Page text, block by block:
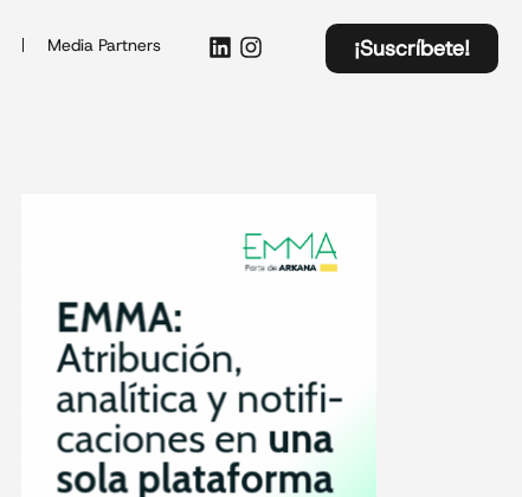
Media Partners ¡Suscríbete!